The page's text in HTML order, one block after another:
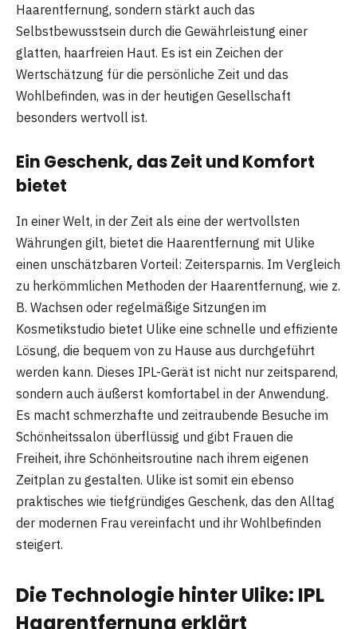
Haarentfernung, sondern stärkt auch das
Selbstbewusstsein durch die Gewährleistung einer
glatten, haarfreien Haut. Es ist ein Zeichen der
Wertschätzung für die persönliche Zeit und das
Wohlbefinden, was in der heutigen Gesellschaft
besonders wertvoll ist.
Ein Geschenk, das Zeit und Komfort
bietet
In einer Welt, in der Zeit als eine der wertvollsten
Währungen gilt, bietet die Haarentfernung mit Ulike
einen unschätzbaren Vorteil: Zeitersparnis. Im Vergleich
zu herkömmlichen Methoden der Haarentfernung, wie z.
B. Wachsen oder regelmäßige Sitzungen im
Kosmetikstudio bietet Ulike eine schnelle und effiziente
Lösung, die bequem von zu Hause aus durchgeführt
werden kann. Dieses IPL-Gerät ist nicht nur zeitsparend,
sondern auch äußerst komfortabel in der Anwendung.
Es macht schmerzhafte und zeitraubende Besuche im
Schönheitssalon überflüssig und gibt Frauen die
Freiheit, ihre Schönheitsroutine nach ihrem eigenen
Zeitplan zu gestalten. Ulike ist somit ein ebenso
praktisches wie tiefgründiges Geschenk, das den Alltag
der modernen Frau vereinfacht und ihr Wohlbefinden
steigert.
Die Technologie hinter Ulike: IPL
Haarentfernung erklärt